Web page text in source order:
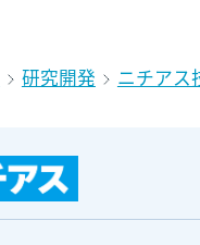
研究開発
ニチアス